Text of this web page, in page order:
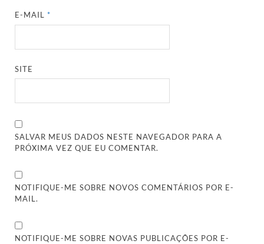
E-MAIL*
SITE
SALVAR MEUS DADOS NESTE NAVEGADOR PARA A
PRÓXIMA VEZ QUE EU COMENTAR.
NOTIFIQUE-ME SOBRE NOVOS COMENTÁRIOS POR E-
MAIL.
NOTIFIQUE-ME SOBRE NOVAS PUBLICAÇÕES POR E-